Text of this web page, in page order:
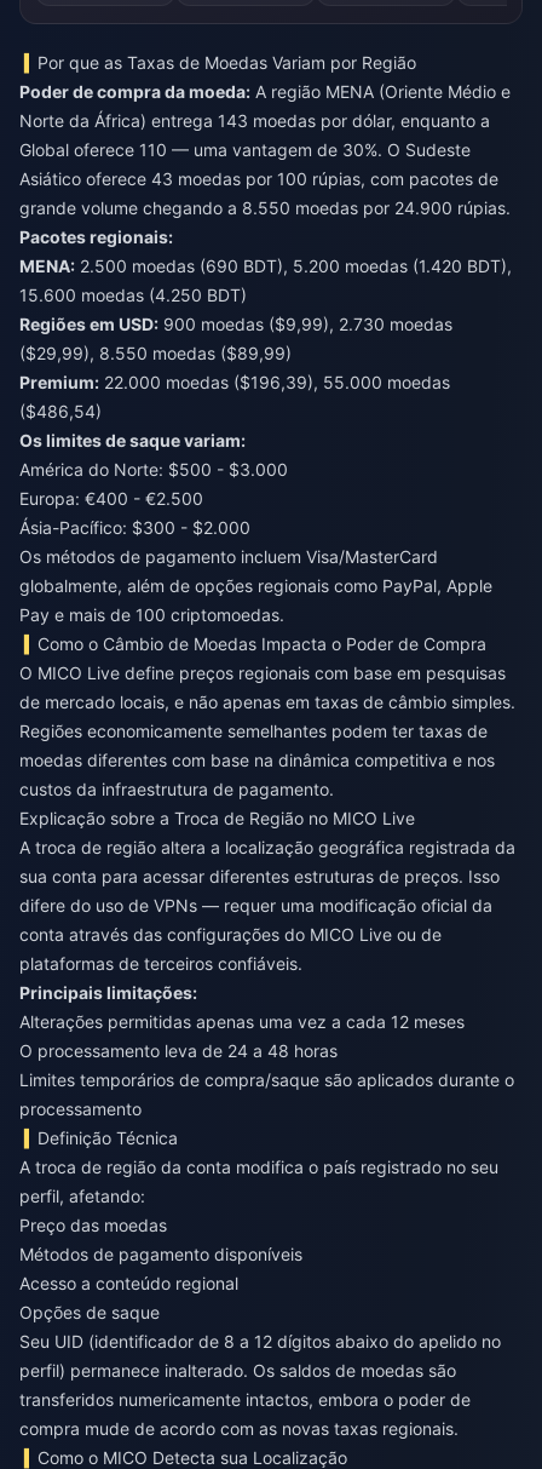
Por que as Taxas de Moedas Variam por Região
Poder de compra da moeda: A região MENA (Oriente Médio e
Norte da África) entrega 143 moedas por dólar, enquanto a
Global oferece 110 — uma vantagem de 30%. O Sudeste
Asiático oferece 43 moedas por 100 rúpias, com pacotes de
grande volume chegando a 8.550 moedas por 24.900 rúpias.
Pacotes regionais:
MENA: 2.500 moedas (690 BDT), 5.200 moedas (1.420 BDT),
15.600 moedas (4.250 BDT)
Regiões em USD: 900 moedas ($9,99), 2.730 moedas
($29,99), 8.550 moedas ($89,99)
Premium: 22.000 moedas ($196,39), 55.000 moedas
($486,54)
Os limites de saque variam:
América do Norte: $500 - $3.000
Europa: €400 - €2.500
Ásia-Pacífico: $300 - $2.000
Os métodos de pagamento incluem Visa/MasterCard
globalmente, além de opções regionais como PayPal, Apple
Pay e mais de 100 criptomoedas.
Como o Câmbio de Moedas Impacta o Poder de Compra
O MICO Live define preços regionais com base em pesquisas
de mercado locais, e não apenas em taxas de câmbio simples.
Regiões economicamente semelhantes podem ter taxas de
moedas diferentes com base na dinâmica competitiva e nos
custos da infraestrutura de pagamento.
Explicação sobre a Troca de Região no MICO Live
A troca de região altera a localização geográfica registrada da
sua conta para acessar diferentes estruturas de preços. Isso
difere do uso de VPNs — requer uma modificação oficial da
conta através das configurações do MICO Live ou de
plataformas de terceiros confiáveis.
Principais limitações:
Alterações permitidas apenas uma vez a cada 12 meses
O processamento leva de 24 a 48 horas
Limites temporários de compra/saque são aplicados durante o
processamento
Definição Técnica
A troca de região da conta modifica o país registrado no seu
perfil, afetando:
Preço das moedas
Métodos de pagamento disponíveis
Acesso a conteúdo regional
Opções de saque
Seu UID (identificador de 8 a 12 dígitos abaixo do apelido no
perfil) permanece inalterado. Os saldos de moedas são
transferidos numericamente intactos, embora o poder de
compra mude de acordo com as novas taxas regionais.
Como o MICO Detecta sua Localização